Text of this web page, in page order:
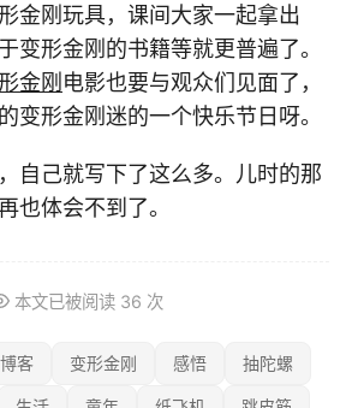
金刚玩具，课间大家一起拿出
变形金刚的书籍等就更普遍了。
金刚 电影也要与观众们见面了，
变形金刚迷的一个快乐节日呀。
自己就写下了这么多。儿时的那
也体会不到了。
本文已被阅读 36 次
博客 变形金刚 感悟 抽陀螺